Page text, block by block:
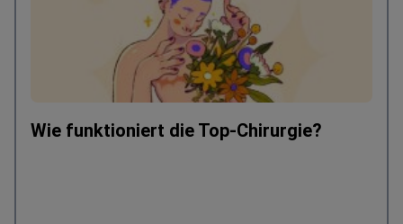
Wie funktioniert die Top-Chirurgie?